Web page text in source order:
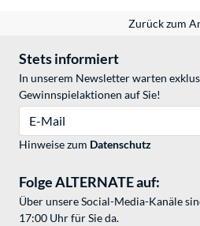
Zurück zum
Stets informiert
In unserem Newsletter warten
Gewinnspielaktionen auf Sie!
Hinweise zum Datenschutz
Folge ALTERNATE auf:
Über unsere Social-Media-Kanäle
17:00 Uhr für Sie da.